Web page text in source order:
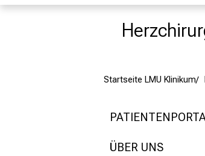
Startseite LMU Klinikum
ÜBER UNS
Kommen Sie
begeistern – ganz
ohne Anmeldung.